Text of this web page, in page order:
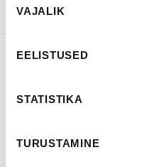
valik
VAJALIK
EELISTUSED
STATISTIKA
TURUSTAMINE